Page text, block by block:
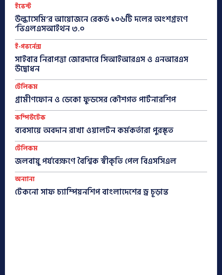
ইভেন্ট
উল্কাসেমি’র আয়োজনে রেকর্ড ১০৬টি দলের অংশগ্রহণে
‘ভিএলএসআইথন ৩.০
ই-গভর্নেন্স
সাইবার নিরাপত্তা জোরদারে সিআইআরএস ও এনআরএস
উদ্বোধন
টেলিকম
গ্রামীণফোন ও ডেকো ফুডসের কৌশগত পার্টনারশিপ
কম্পিউটেক
ব্যবসায়ে অবদান রাখা ওয়ালটন কর্মকর্তারা পুরস্কৃত
টেলিকম
জলবায়ু পর্যবেক্ষণে বৈশ্বিক স্বীকৃতি পেল বিএসসিএল
অন্যান্য
টেকনো সাফ চ্যাম্পিয়নশিপ বাংলাদেশের ড্র চূড়ান্ত